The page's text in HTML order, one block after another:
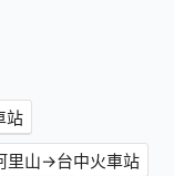
站
里山→台中火車站